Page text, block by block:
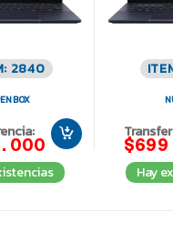
2840
BOX
Hay